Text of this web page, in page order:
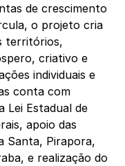
de crescimento
o projeto cria
territórios,
criativo e
individuais e
conta com
Lei Estadual de
apoio das
Santa, Pirapora,
e realização do